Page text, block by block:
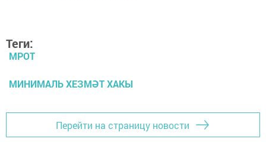
Теги:
МРОТ
МИНИМАЛЬ ХЕЗМӘТ ХАКЫ
Перейти на страницу новости